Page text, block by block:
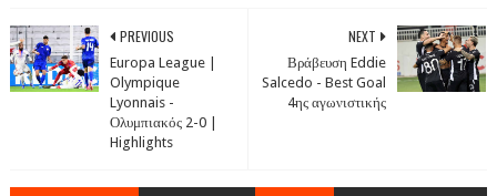
NEXT
Βράβευση Eddie
Salcedo - Best Goal
4ης αγωνιστικής
PREVIOUS
Europa League |
Olympique
Lyonnais -
Ολυμπιακός 2-0 |
Highlights